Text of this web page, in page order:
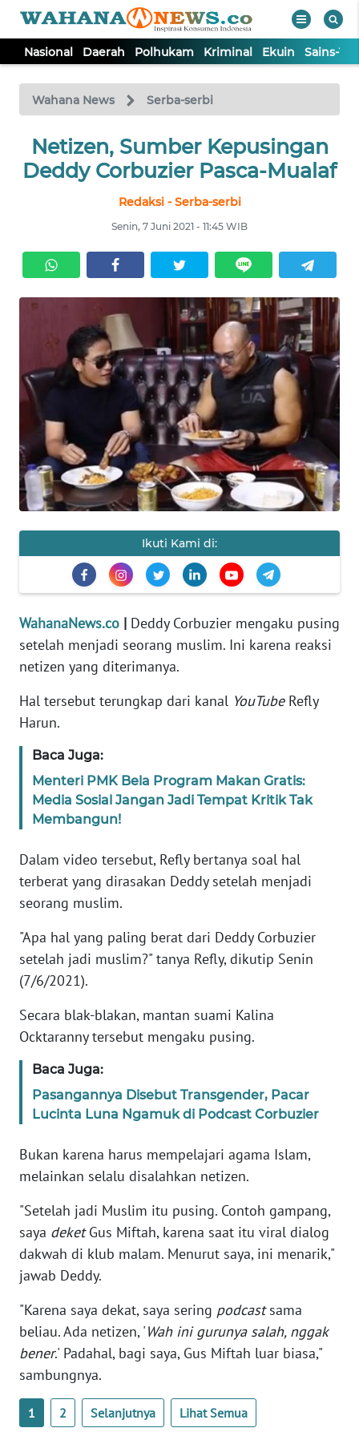
Nasional Daerah Polhukam Kriminal Ekuin Sains-
Wahana News Serba-serbi
Netizen, Sumber Kepusingan
Deddy Corbuzier Pasca-Mualaf
Redaksi - Serba-serbi
Senin, 7 Juni 2021 - 11:45 WIB
Ikuti Kami di:
WahanaNews.co | Deddy Corbuzier mengaku pusing
setelah menjadi seorang muslim. Ini karena reaksi
netizen yang diterimanya.
Hal tersebut terungkap dari kanal YouTubeRefly
Harun.
Baca Juga:
Menteri PMK Bela Program Makan Gratis:
Media Sosial Jangan Jadi Tempat Kritik Tak
Membangun!
Dalam video tersebut, Refly bertanya soal hal
terberat yang dirasakan Deddy setelah menjadi
seorang muslim.
"Apa hal yang paling berat dari Deddy Corbuzier
setelah jadi muslim?" tanya Refly, dikutip Senin
(7/6/2021).
Secara blak-blakan, mantan suami Kalina
Ocktaranny tersebut mengaku pusing.
Baca Juga:
Pasangannya Disebut Transgender, Pacar
Lucinta Luna Ngamuk di Podcast Corbuzier
Bukan karena harus mempelajari agama Islam,
melainkan selalu disalahkan netizen.
"Setelah jadi Muslim itu pusing. Contoh gampang,
saya deketGus Miftah, karena saat itu viral dialog
dakwah di klub malam. Menurut saya, ini menarik,"
jawab Deddy.
"Karena saya dekat, saya sering podcastsama
beliau. Ada netizen, 'Wah ini gurunya salah, nggak
bener.' Padahal, bagi saya, Gus Miftah luar biasa,"
sambungnya.
1 2 Selanjutnya Lihat Semua
TV
Tutup
NASIONAL
KRIMINAL
SAINS-TEKNO
INTERNASIONAL
SERBA-SERBI
OLAHRAGA
OPINI
Informasi
INDEKS
BERITA
KONTAK
INFO
TENTANG
KAMI
MEDIA
SIBER
REDAKSI
KARIR
DISCLAIMER
News
Regional
WN
WN
JAKARTA
JABAR